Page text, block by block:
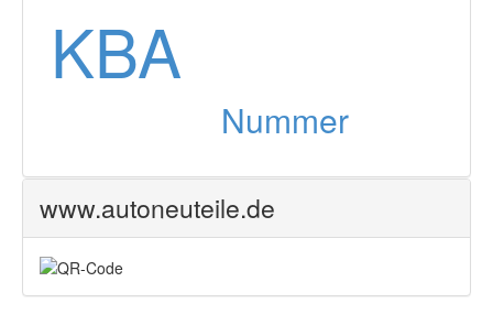
KBA
Nummer
www.autoneuteile.de